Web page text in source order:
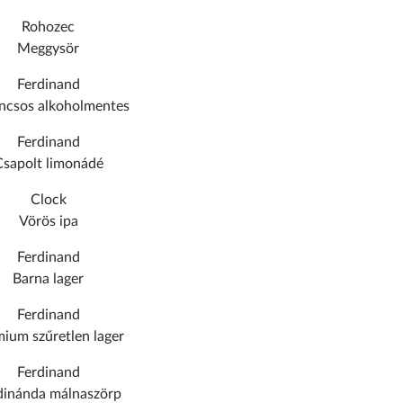
Rohozec
Meggysör
Ferdinand
alkoholmentes
Ferdinand
limonádé
Clock
Vörös ipa
Ferdinand
Barna lager
Ferdinand
szűretlen lager
Ferdinand
málnaszörp